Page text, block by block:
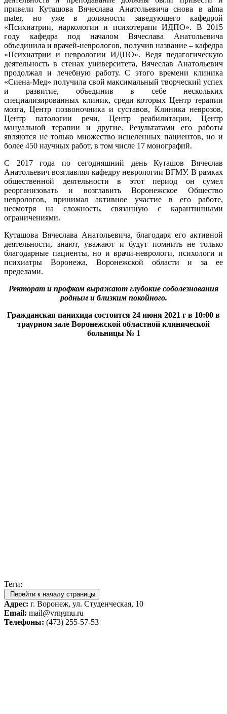
привели Куташова Вячеслава Анатольевича снова в alma
mater, но уже в должности заведующего кафедрой
«Психиатрии, наркологии и психотерапи ИДПО». В 2015
году кафедра под началом Вячеслава Анатольевича
объединила и врачей-неврологов, получив название – кафедра
«Психиатрии и неврологии ИДПО». Ведя педагогическую
деятельность в стенах университета, Вячеслав Анатольевич
продолжал и лечебную работу. С этого времени клиника
«Сиена-Мед» получила свой максимальный творческий успех
и развитие, объединив в себе нескольких
специализированных клиник, среди которых Центр терапии
мозга, Центр позвоночника и суставов, Клиника неврозов,
Центр патологии речи, Центр реабилитации, Центр
мануальной терапии и другие. Результатами его работы
являются не только множество исцеленных пациентов, но и
более 450 научных работ, в том числе 17 монографий.
С 2017 года по сегодняшний день Куташов Вячеслав
Анатольевич возглавлял кафедру неврологии ВГМУ. В рамках
общественной деятельности в этот период он сумел
реорганизовать и возглавить Воронежское Общество
неврологов, принимал активное участие в его работе,
несмотря на сложность, связанную с карантинными
ограничениями.
Куташова Вячеслава Анатольевича, благодаря его активной
деятельности, знают, уважают и будут помнить не только
благодарные пациенты, но и врачи-неврологи, психологи и
психиатры Воронежа, Воронежской области и за ее
пределами.
Ректорат и профком выражают глубокие соболезнования
родным и близким покойного.
Гражданская панихида состоится 24 июня 2021 г в 10:00 в
траурном зале Воронежской областной клинической
больницы № 1
Теги:
Перейти к началу страницы
Адрес: г. Воронеж, ул. Студенческая, 10
Email: mail@vrngmu.ru
Телефоны: (473) 255-57-53